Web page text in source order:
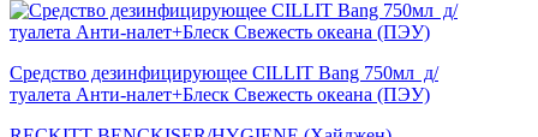
Средство дезинфицирующее CILLIT Bang 750мл д/
туалета Анти-налет+Блеск Свежесть океана (ПЭУ)